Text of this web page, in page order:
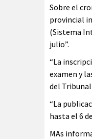
Sobre el
provincial
(Sistema
julio”.
“La
examen y
del Tribunal
“La
hasta el 6
MAs